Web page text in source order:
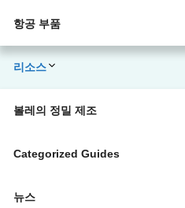
항공 부품
리소스
볼레의 정밀 제조
Categorized Guides
뉴스